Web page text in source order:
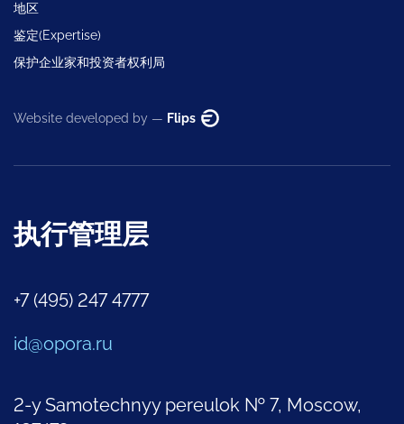
地区
鉴定(Expertise)
保护企业家和投资者权利局
Website developed by — Flips
执行管理层
+7 (495) 247 4777
id@opora.ru
2-y Samotechnyy pereulok № 7, Moscow,